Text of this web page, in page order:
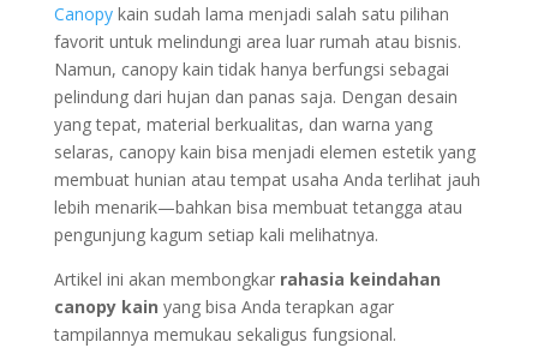
Canopykain sudah lama menjadi salah satu pilihan
favorit untuk melindungi area luar rumah atau bisnis.
Namun, canopy kain tidak hanya berfungsi sebagai
pelindung dari hujan dan panas saja. Dengan desain
yang tepat, material berkualitas, dan warna yang
selaras, canopy kain bisa menjadi elemen estetik yang
membuat hunian atau tempat usaha Anda terlihat jauh
lebih menarik—bahkan bisa membuat tetangga atau
pengunjung kagum setiap kali melihatnya.
Artikel ini akan membongkar rahasia keindahan
canopy kain yang bisa Anda terapkan agar
tampilannya memukau sekaligus fungsional.